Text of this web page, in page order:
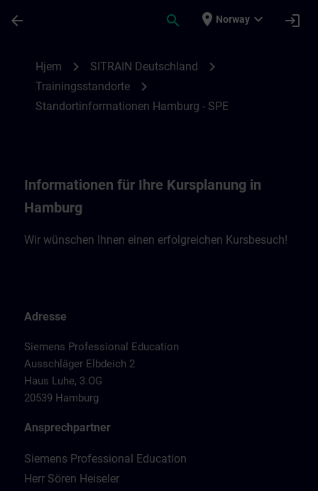
arrow_back search place Norway expand_more login
Hjem chevron_right SITRAIN Deutschland chevron_right
Trainingsstandorte chevron_right
Standortinformationen Hamburg - SPE
Informationen für Ihre Kursplanung in
Hamburg
Wir wünschen Ihnen einen erfolgreichen Kursbesuch!
Adresse
Siemens Professional Education
Ausschläger Elbdeich 2
Haus Luhe, 3.OG
20539 Hamburg
Ansprechpartner
Siemens Professional Education
Herr Sören Heiseler